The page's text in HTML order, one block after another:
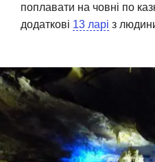
поплавати на човні по
додаткові 13 ларі з